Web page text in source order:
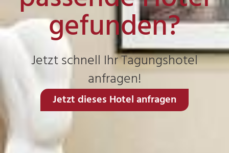
gefunden?
Jetzt schnell Ihr Tagungshotel
anfragen!
Jetzt dieses Hotel anfragen